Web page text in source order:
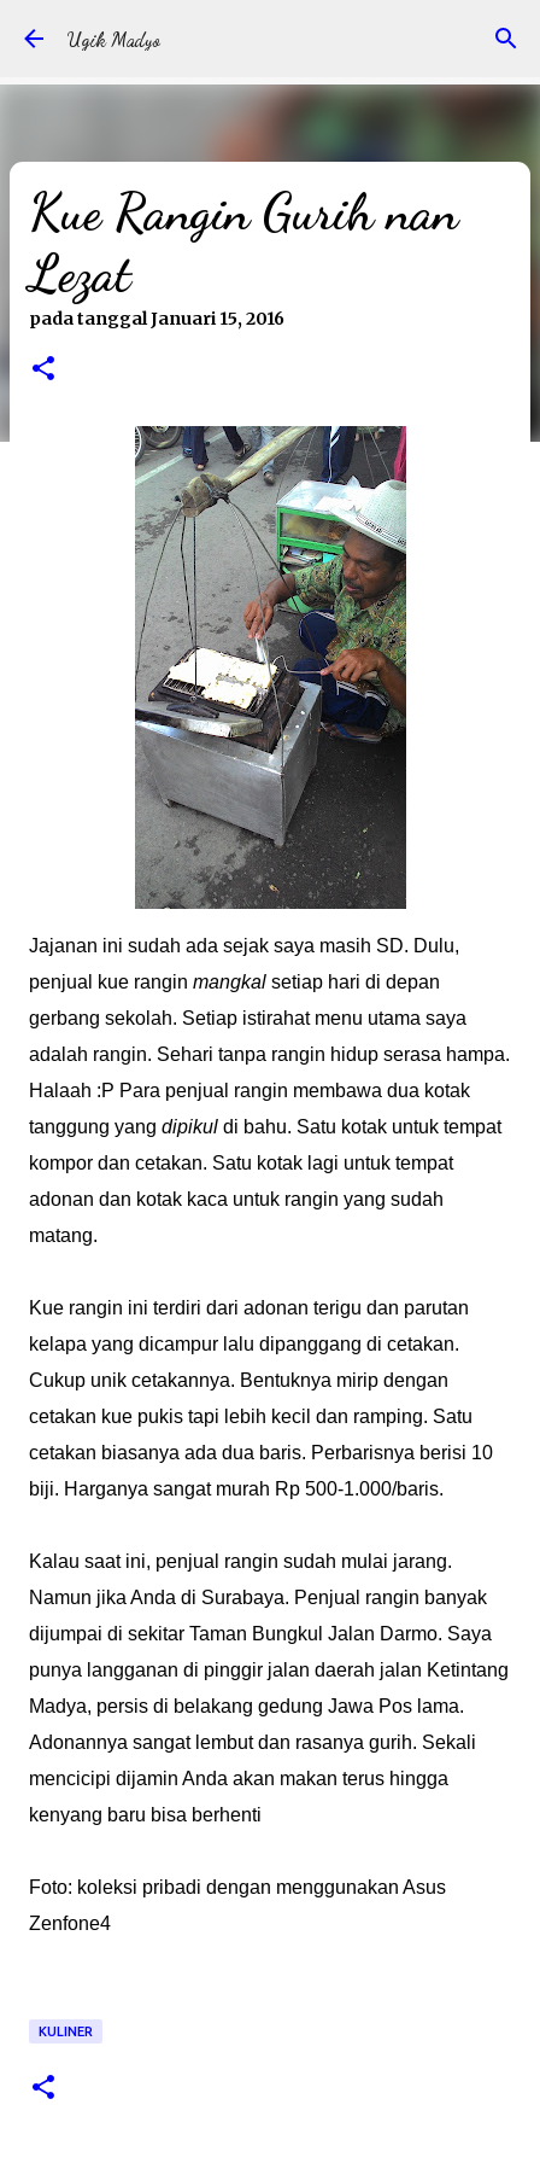
Langsung ke konten utama
Ugik Madyo
Kue Rangin Gurih nan
Lezat
pada tanggalJanuari 15, 2016
Jajanan ini sudah ada sejak saya masih SD. Dulu,
penjual kue rangin mangkal setiap hari di depan
gerbang sekolah. Setiap istirahat menu utama saya
adalah rangin. Sehari tanpa rangin hidup serasa hampa.
Halaah :P Para penjual rangin membawa dua kotak
tanggung yang dipikul di bahu. Satu kotak untuk tempat
kompor dan cetakan. Satu kotak lagi untuk tempat
adonan dan kotak kaca untuk rangin yang sudah
matang.
Kue rangin ini terdiri dari adonan terigu dan parutan
kelapa yang dicampur lalu dipanggang di cetakan.
Cukup unik cetakannya. Bentuknya mirip dengan
cetakan kue pukis tapi lebih kecil dan ramping. Satu
cetakan biasanya ada dua baris. Perbarisnya berisi 10
biji. Harganya sangat murah Rp 500-1.000/baris.
Kalau saat ini, penjual rangin sudah mulai jarang.
Namun jika Anda di Surabaya. Penjual rangin banyak
dijumpai di sekitar Taman Bungkul Jalan Darmo. Saya
punya langganan di pinggir jalan daerah jalan Ketintang
Madya, persis di belakang gedung Jawa Pos lama.
Adonannya sangat lembut dan rasanya gurih. Sekali
mencicipi dijamin Anda akan makan terus hingga
kenyang baru bisa berhenti
Foto: koleksi pribadi dengan menggunakan Asus
Zenfone4
KULINER